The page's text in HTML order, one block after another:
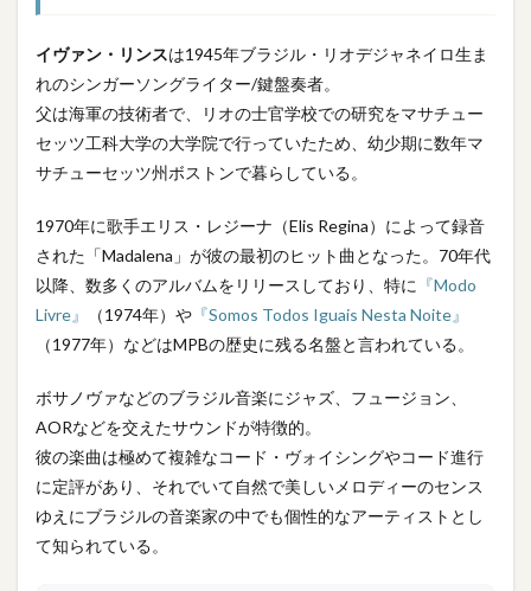
イヴァン・リンスは1945年ブラジル・リオデジャネイロ生ま
れのシンガーソングライター/鍵盤奏者。
父は海軍の技術者で、リオの士官学校での研究をマサチュー
セッツ工科大学の大学院で行っていたため、幼少期に数年マ
サチューセッツ州ボストンで暮らしている。
1970年に歌手エリス・レジーナ（Elis Regina）によって録音
された「Madalena」が彼の最初のヒット曲となった。70年代
以降、数多くのアルバムをリリースしており、特に 『Modo
Livre』
（1974年）や 『Somos Todos Iguais Nesta Noite』
（1977年）などはMPBの歴史に残る名盤と言われている。
ボサノヴァなどのブラジル音楽にジャズ、フュージョン、
AORなどを交えたサウンドが特徴的。
彼の楽曲は極めて複雑なコード・ヴォイシングやコード進行
に定評があり、それでいて自然で美しいメロディーのセンス
ゆえにブラジルの音楽家の中でも個性的なアーティストとし
て知られている。